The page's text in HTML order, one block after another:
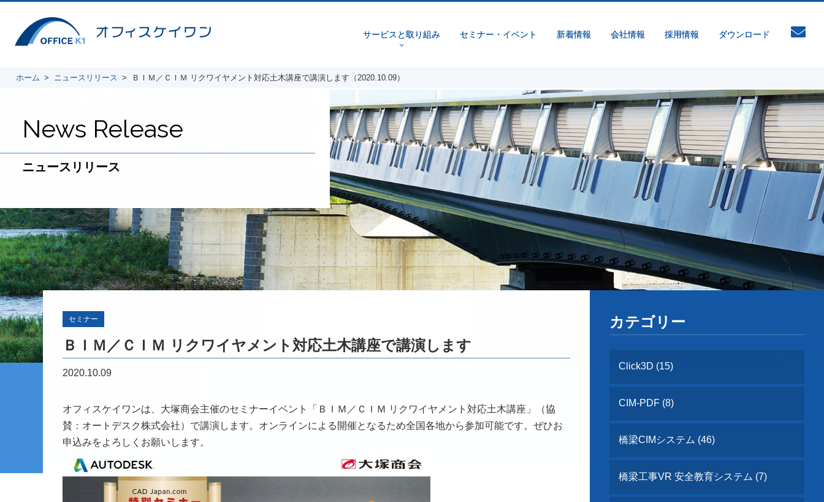
サービスと取り組み
v
セミナー・イベント 新着情報 会社情報 採用情報 ダウンロード
ホーム ニュースリリース ＢＩＭ／ＣＩＭ リクワイヤメント対応土木講座で講演します（2020.10.09）
News Release
ニュースリリース
セミナー
ＢＩＭ／ＣＩＭ リクワイヤメント対応土木講座で講演します
2020.10.09
オフィスケイワンは、大塚商会主催のセミナーイベント「ＢＩＭ／ＣＩＭ リクワイヤメント対応土木講座」（協
賛：オートデスク株式会社）で講演します。オンラインによる開催となるため全国各地から参加可能です。ぜひお
申込みをよろしくお願いします。
カテゴリー
Click3D (15)
CIM-PDF (8)
橋梁CIMシステム (46)
橋梁工事VR 安全教育システム (7)